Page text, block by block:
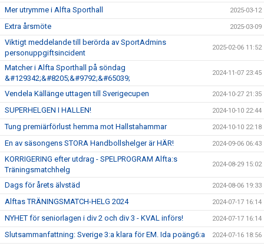
Mer utrymme i Alfta Sporthall 2025-03-12
Extra årsmöte 2025-03-09
Viktigt meddelande till berörda av SportAdmins
personuppgiftsincident
2025-02-06 11:52
Matcher i Alfta Sporthall på söndag
&#129342;&#8205;&#9792;&#65039;
2024-11-07 23:45
Vendela Källänge uttagen till Sverigecupen 2024-10-27 21:35
SUPERHELGEN I HALLEN! 2024-10-10 22:44
Tung premiärförlust hemma mot Hallstahammar 2024-10-10 22:18
En av säsongens STORA Handbollshelger är HÄR! 2024-09-06 06:43
KORRIGERING efter utdrag - SPELPROGRAM Alfta:s
Träningsmatchhelg
2024-08-29 15:02
Dags för årets älvstäd 2024-08-06 19:33
Alftas TRÄNINGSMATCH-HELG 2024 2024-07-17 16:14
NYHET för seniorlagen i div 2 och div 3 - KVAL införs! 2024-07-17 16:14
Slutsammanfattning: Sverige 3:a klara för EM. Ida poäng6:a 2024-07-16 18:56